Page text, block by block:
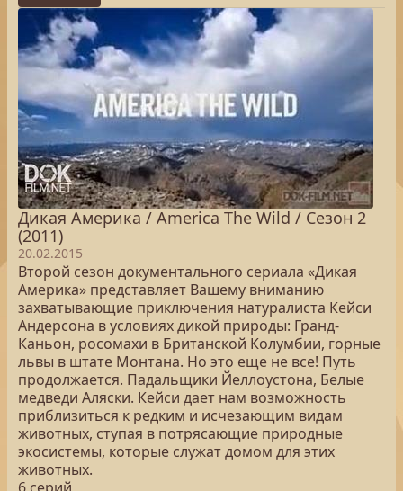
Дикая Америка / America The Wild / Сезон 2
(2011)
20.02.2015
Второй сезон документального сериала «Дикая
Америка» представляет Вашему вниманию
захватывающие приключения натуралиста Кейси
Андерсона в условиях дикой природы: Гранд-
Каньон, росомахи в Британской Колумбии, горные
львы в штате Монтана. Но это еще не все! Путь
продолжается. Падальщики Йеллоустона, Белые
медведи Аляски. Кейси дает нам возможность
приблизиться к редким и исчезающим видам
животных, ступая в потрясающие природные
экосистемы, которые служат домом для этих
животных.